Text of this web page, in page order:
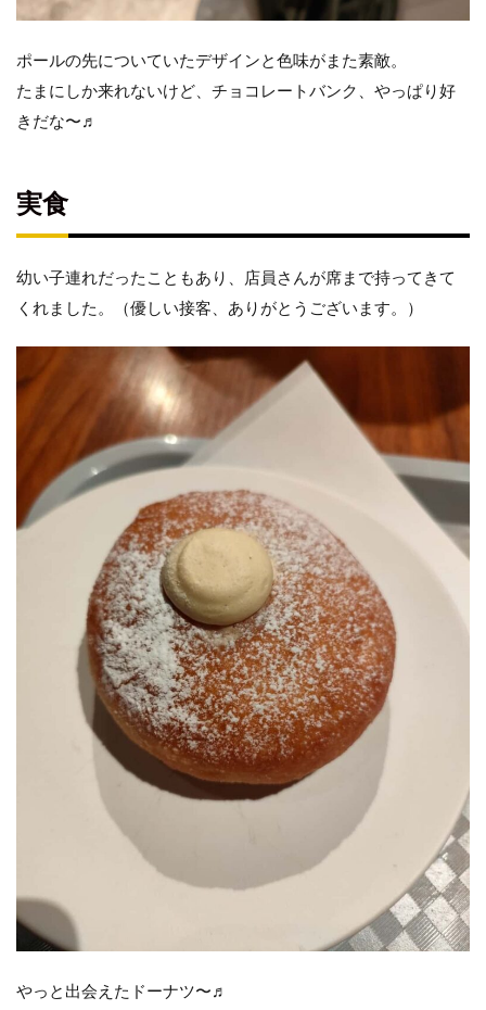
ポールの先についていたデザインと色味がまた素敵。
たまにしか来れないけど、チョコレートバンク、やっぱり好
きだな〜♬
実食
幼い子連れだったこともあり、店員さんが席まで持ってきて
くれました。（優しい接客、ありがとうございます。）
やっと出会えたドーナツ〜♬